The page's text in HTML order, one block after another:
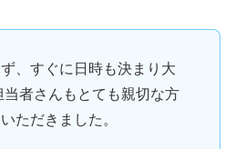
、すぐに日時も決まり大
者さんもとても親切な方
ただきました。